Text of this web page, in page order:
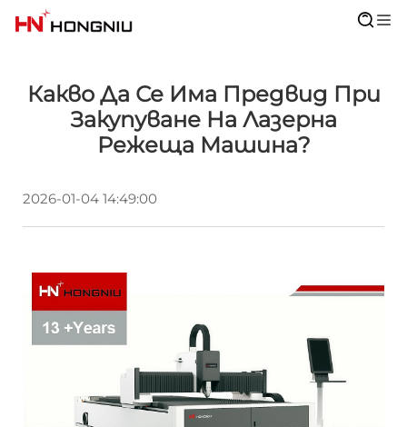
Какво Да Се Има Предвид При
Закупуване На Лазерна
Режеща Машина?
2026-01-04 14:49:00